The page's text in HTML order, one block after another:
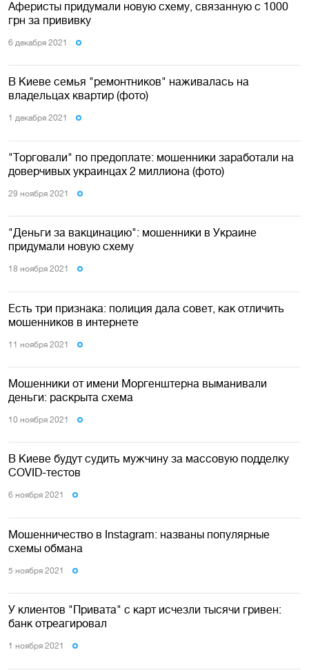
Аферисты придумали новую схему, связанную с 1000
грн за прививку
6 декабря 2021
В Киеве семья "ремонтников" наживалась на
владельцах квартир (фото)
1 декабря 2021
"Торговали" по предоплате: мошенники заработали на
доверчивых украинцах 2 миллиона (фото)
29 ноября 2021
"Деньги за вакцинацию": мошенники в Украине
придумали новую схему
18 ноября 2021
Есть три признака: полиция дала совет, как отличить
мошенников в интернете
11 ноября 2021
Мошенники от имени Моргенштерна выманивали
деньги: раскрыта схема
10 ноября 2021
В Киеве будут судить мужчину за массовую подделку
COVID-тестов
6 ноября 2021
Мошенничество в Instagram: названы популярные
схемы обмана
5 ноября 2021
У клиентов "Привата" с карт исчезли тысячи гривен:
банк отреагировал
1 ноября 2021